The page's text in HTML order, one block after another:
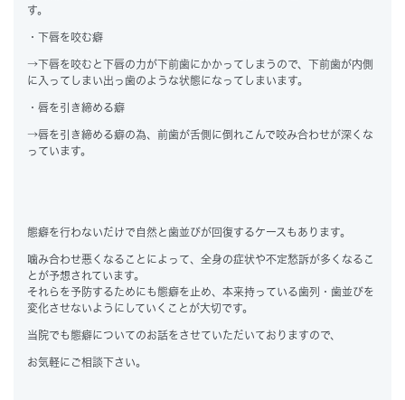
す。
・下唇を咬む癖
→下唇を咬むと下唇の力が下前歯にかかってしまうので、下前歯が内側
に入ってしまい出っ歯のような状態になってしまいます。
・唇を引き締める癖
→唇を引き締める癖の為、前歯が舌側に倒れこんで咬み合わせが深くな
っています。
態癖を行わないだけで自然と歯並びが回復するケースもあります。
噛み合わせ悪くなることによって、全身の症状や不定愁訴が多くなるこ
とが予想されています。
それらを予防するためにも態癖を止め、本来持っている歯列・歯並びを
変化させないようにしていくことが大切です。
当院でも態癖についてのお話をさせていただいておりますので、
お気軽にご相談下さい。